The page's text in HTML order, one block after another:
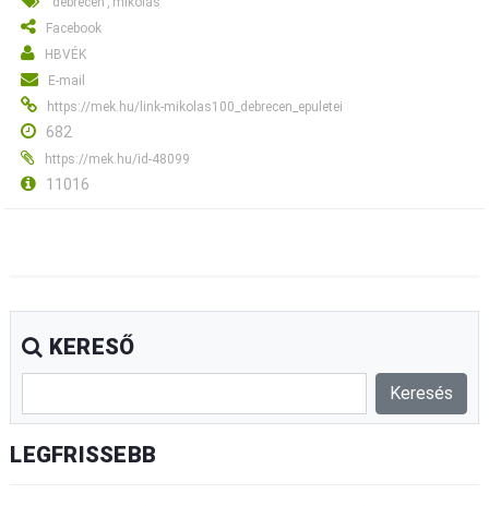
Facebook
HBVÉK
E-mail
https://mek.hu/link-mikolas100_debrecen_epuletei
682
https://mek.hu/id-48099
11016
KERESŐ
LEGFRISSEBB